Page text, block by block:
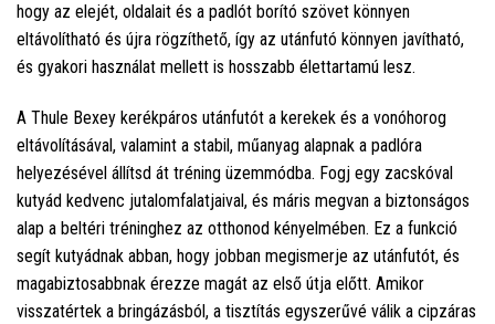
hogy az elejét, oldalait és a padlót borító szövet könnyen
eltávolítható és újra rögzíthető, így az utánfutó könnyen javítható,
és gyakori használat mellett is hosszabb élettartamú lesz.
A Thule Bexey kerékpáros utánfutót a kerekek és a vonóhorog
eltávolításával, valamint a stabil, műanyag alapnak a padlóra
helyezésével állítsd át tréning üzemmódba. Fogj egy zacskóval
kutyád kedvenc jutalomfalatjaival, és máris megvan a biztonságos
alap a beltéri tréninghez az otthonod kényelmében. Ez a funkció
segít kutyádnak abban, hogy jobban megismerje az utánfutót, és
magabiztosabbnak érezze magát az első útja előtt. Amikor
visszatértek a bringázásból, a tisztítás egyszerűvé válik a cipzáras